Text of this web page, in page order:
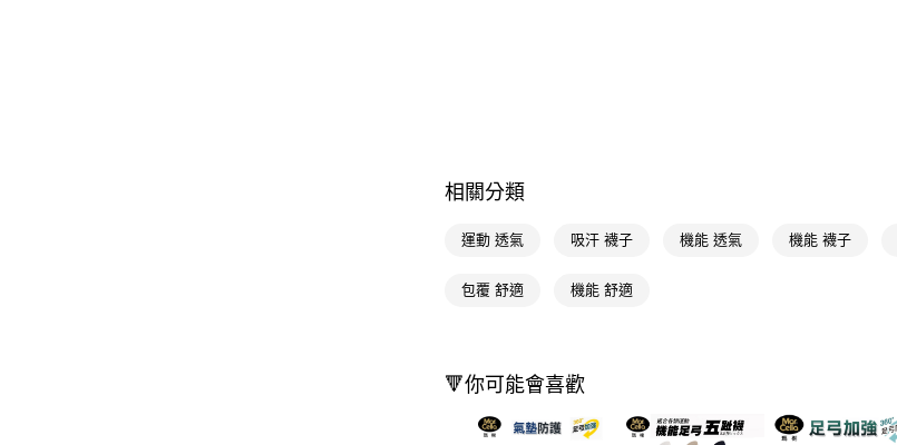
相關分類
運動 透氣 吸汗 襪子 機能 透氣 機能 襪子
包覆 舒適 機能 舒適
🔻你可能會喜歡